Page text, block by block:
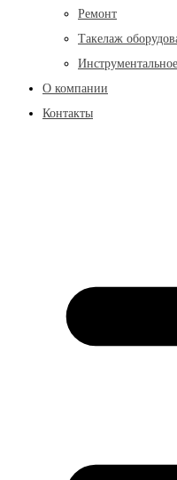
Ремонт
Такелаж
О компании
Контакты